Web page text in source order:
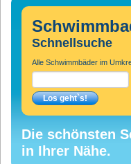
Schnellsuche
Alle Schwimmbäder im
Die schönsten
in Ihrer Nähe.